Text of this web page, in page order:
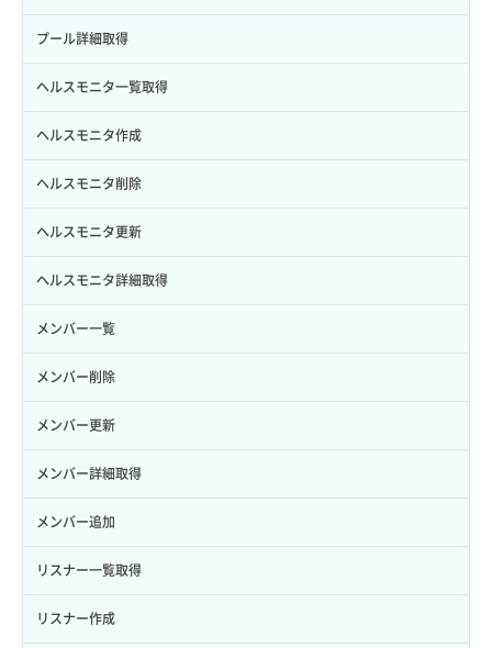
サブユーザー更新
サブユーザー詳細取得
トークン発行
パーミッション一覧取得
ロールからパーミッションを紐づけ解除
ロールにパーミッションを紐づけ
ロール一覧取得
ロール作成
ロール削除
ロール更新
ロール詳細取得
イメージ詳細取得
アタッチ済みポート詳細取得
アタッチ済みボリューム一覧
アタッチ済みボリューム詳細取得
コンソールURL発行
サーバーに紐づくアドレス取得
サーバーに紐づくアドレス取得（ネットワーク指定）
サーバーに紐づくセキュリティグループ取得
サーバープラン一覧取得
サーバープラン変更
サーバープラン詳細一覧取得
サーバープラン詳細取得
サーバーメタデータ取得
サーバーメタデータ更新（ネームタグ変更）
サブネット詳細取得
セキュリティグループ ルール一覧取得
セキュリティグループ ルール作成
セキュリティグループ ルール削除
セキュリティグループ ルール詳細取得
セキュリティグループ一覧取得
セキュリティグループ作成
セキュリティグループ削除
セキュリティグループ更新
セキュリティグループ詳細取得
ネットワーク一覧取得
ネットワーク作成（ローカルネットワーク用）
ネットワーク削除（ローカルネットワーク用）
プール詳細取得
ヘルスモニタ一覧取得
ヘルスモニタ作成
ヘルスモニタ削除
ヘルスモニタ更新
ヘルスモニタ詳細取得
メンバー一覧
メンバー削除
メンバー更新
メンバー詳細取得
メンバー追加
リスナー一覧取得
リスナー作成